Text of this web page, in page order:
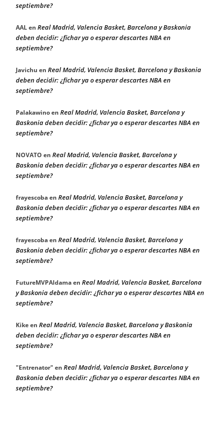
septiembre?
AALen Real Madrid, Valencia Basket, Barcelona y Baskonia
deben decidir: ¿fichar ya o esperar descartes NBA en
septiembre?
Javichu en Real Madrid, Valencia Basket, Barcelona y Baskonia
deben decidir: ¿fichar ya o esperar descartes NBA en
septiembre?
Palakawinoen Real Madrid, Valencia Basket, Barcelona y
Baskonia deben decidir: ¿fichar ya o esperar descartes NBA en
septiembre?
NOVATO en Real Madrid, Valencia Basket, Barcelona y
Baskonia deben decidir: ¿fichar ya o esperar descartes NBA en
septiembre?
frayescobaen Real Madrid, Valencia Basket, Barcelona y
Baskonia deben decidir: ¿fichar ya o esperar descartes NBA en
septiembre?
frayescobaen Real Madrid, Valencia Basket, Barcelona y
Baskonia deben decidir: ¿fichar ya o esperar descartes NBA en
septiembre?
FutureMVPAldamaen Real Madrid, Valencia Basket, Barcelona
y Baskonia deben decidir: ¿fichar ya o esperar descartes NBA en
septiembre?
Kikeen Real Madrid, Valencia Basket, Barcelona y Baskonia
deben decidir: ¿fichar ya o esperar descartes NBA en
septiembre?
"Entrenator" en Real Madrid, Valencia Basket, Barcelona y
Baskonia deben decidir: ¿fichar ya o esperar descartes NBA en
septiembre?